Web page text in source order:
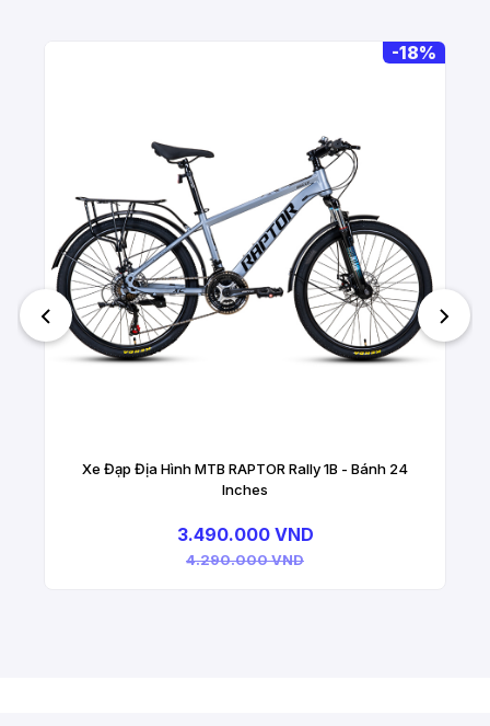
-18%
Xe Đạp Địa Hình MTB RAPTOR Rally 1B - Bánh 24
Inches
3.490.000 VND
4.290.000 VND